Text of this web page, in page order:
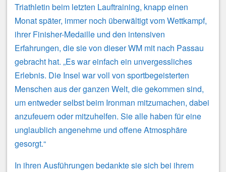
Triathletin beim letzten Lauftraining, knapp einen
Monat später, immer noch überwältigt vom Wettkampf,
ihrer Finisher-Medaille und den intensiven
Erfahrungen, die sie von dieser WM mit nach Passau
gebracht hat. „Es war einfach ein unvergessliches
Erlebnis. Die Insel war voll von sportbegeisterten
Menschen aus der ganzen Welt, die gekommen sind,
um entweder selbst beim Ironman mitzumachen, dabei
anzufeuern oder mitzuhelfen. Sie alle haben für eine
unglaublich angenehme und offene Atmosphäre
gesorgt.“
In ihren Ausführungen bedankte sie sich bei ihrem